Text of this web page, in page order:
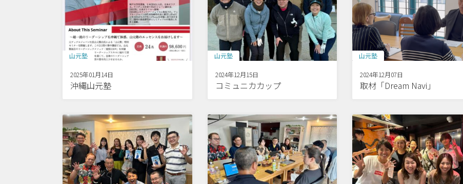
山元塾
2025年01月14日
沖縄山元塾
山元塾
2024年12月15日
コミュニカカップ
山元塾
2024年12月07日
取材「Dream Navi」